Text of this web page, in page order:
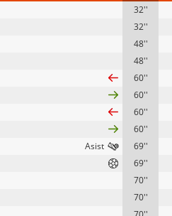
32''
32''
48''
48''
60''
60''
60''
60''
69''
69''
70''
70''